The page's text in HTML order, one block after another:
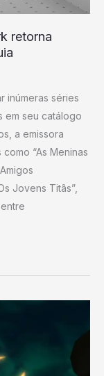
retorna
inúmeras séries
em seu catálogo
a emissora
“As Meninas
Jovens Titãs”,